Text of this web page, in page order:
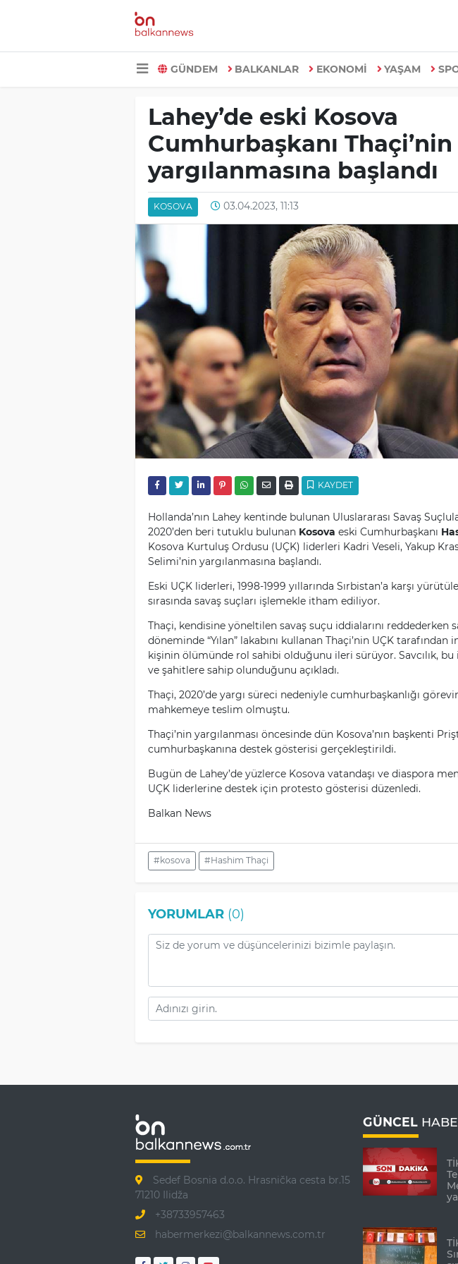
GÜNDEM BALKANLAR EKONOMİ YAŞAM
Lahey’de eski Kosova
Cumhurbaşkanı Thaçi’nin
yargılanmasına başlandı
KOSOVA 03.04.2023, 11:13
KAYDET
Hollanda’nın Lahey kentinde bulunan Uluslararası Savaş
2020’den beri tutuklu bulunan Kosova eski Cumhurbaşkanı
Kosova Kurtuluş Ordusu (UÇK) liderleri Kadri Veseli, Yakup
Selimi’nin yargılanmasına başlandı.
Eski UÇK liderleri, 1998-1999 yıllarında Sırbistan’a karşı
sırasında savaş suçları işlemekle itham ediliyor.
Thaçi, kendisine yöneltilen savaş suçu iddialarını reddederken
döneminde “Yılan” lakabını kullanan Thaçi’nin UÇK tarafından
kişinin ölümünde rol sahibi olduğunu ileri sürüyor. Savcılık,
ve şahitlere sahip olunduğunu açıkladı.
Thaçi, 2020’de yargı süreci nedeniyle cumhurbaşkanlığı
mahkemeye teslim olmuştu.
Thaçi’nin yargılanması öncesinde dün Kosova’nın başkenti
cumhurbaşkanına destek gösterisi gerçekleştirildi.
Bugün de Lahey’de yüzlerce Kosova vatandaşı ve diaspora
UÇK liderlerine destek için protesto gösterisi düzenledi.
Balkan News
#kosova #Hashim Thaçi
YORUMLAR(0)
Sedef Bosnia d.o.o. Hrasnička cesta br.15
71210 Ilidža
+38733957463
habermerkezi@balkannews.com.tr
GÜNCEL